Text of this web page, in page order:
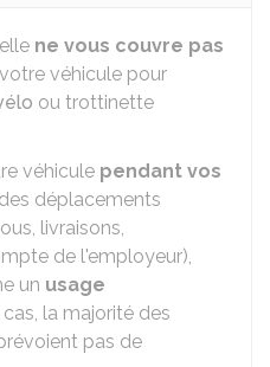
ne vous couvre pas
véhicule pour
ou trottinette
véhicule pendant vos
déplacements
livraisons,
de l'employeur),
un usage
cas, la majorité des
pas de